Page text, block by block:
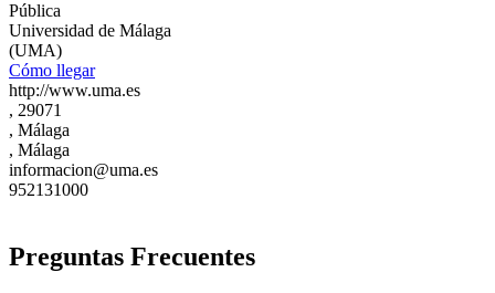
Pública
Universidad de Málaga
(UMA)
Cómo llegar
http://www.uma.es
, 29071
, Málaga
, Málaga
informacion@uma.es
952131000
Preguntas Frecuentes